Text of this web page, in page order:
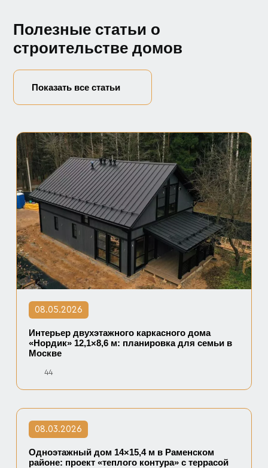
Полезные статьи о
строительстве домов
Показать все статьи
08.05.2026
Интерьер двухэтажного каркасного дома
«Нордик» 12,1×8,6 м: планировка для семьи в
Москве
44
08.03.2026
Одноэтажный дом 14×15,4 м в Раменском
районе: проект «теплого контура» с террасой